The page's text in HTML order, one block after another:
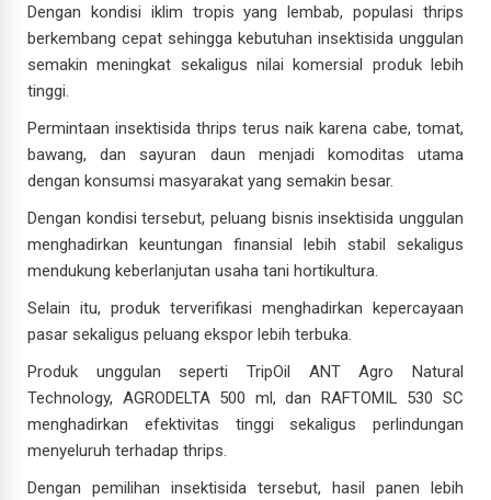
Dengan kondisi iklim tropis yang lembab, populasi thrips
berkembang cepat sehingga kebutuhan insektisida unggulan
semakin meningkat sekaligus nilai komersial produk lebih
tinggi.
Permintaan insektisida thrips terus naik karena cabe, tomat,
bawang, dan sayuran daun menjadi komoditas utama
dengan konsumsi masyarakat yang semakin besar.
Dengan kondisi tersebut, peluang bisnis insektisida unggulan
menghadirkan keuntungan finansial lebih stabil sekaligus
mendukung keberlanjutan usaha tani hortikultura.
Selain itu, produk terverifikasi menghadirkan kepercayaan
pasar sekaligus peluang ekspor lebih terbuka.
Produk unggulan seperti TripOil ANT Agro Natural
Technology, AGRODELTA 500 ml, dan RAFTOMIL 530 SC
menghadirkan efektivitas tinggi sekaligus perlindungan
menyeluruh terhadap thrips.
Dengan pemilihan insektisida tersebut, hasil panen lebih